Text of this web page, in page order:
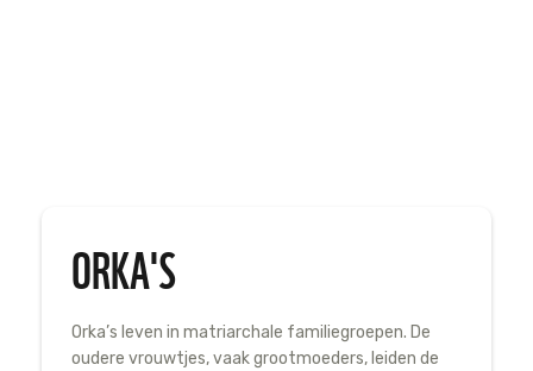
ORKA'S
Orka’s leven in matriarchale familiegroepen. De
oudere vrouwtjes, vaak grootmoeders, leiden de